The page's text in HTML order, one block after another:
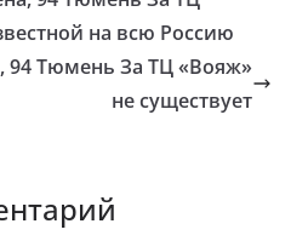
на всю Россию
94 Тюмень За ТЦ «Вояж»
не существует